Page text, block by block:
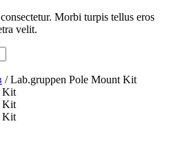
Morbi turpis tellus eros
velit.
/ Lab.gruppen Pole Mount Kit